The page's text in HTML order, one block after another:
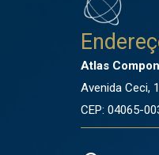
Atlas
Avenida Ceci,
CEP: 04065-